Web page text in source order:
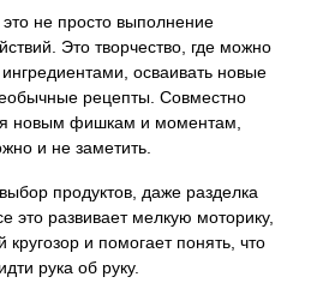
не просто выполнение
Это творчество, где можно
осваивать новые
рецепты. Совместно
новым фишкам и моментам,
и не заметить.
продуктов, даже разделка
развивает мелкую моторику,
и помогает понять, что
рука об руку.